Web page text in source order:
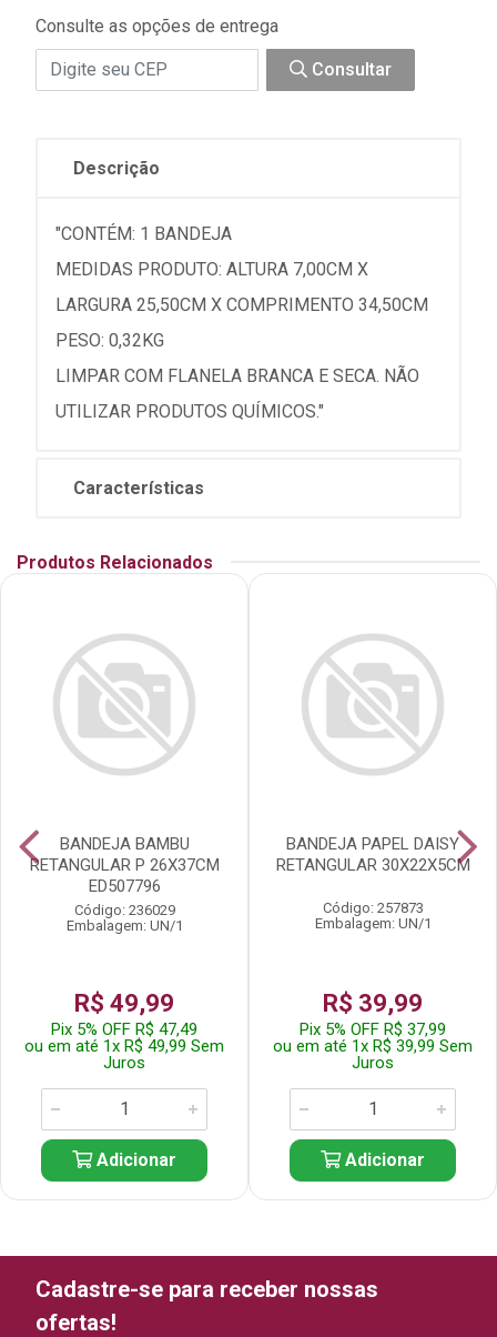
Consulte as opções de entrega
Consultar
Descrição
"CONTÉM: 1 BANDEJA
MEDIDAS PRODUTO: ALTURA 7,00CM X
LARGURA 25,50CM X COMPRIMENTO 34,50CM
PESO: 0,32KG
LIMPAR COM FLANELA BRANCA E SECA. NÃO
UTILIZAR PRODUTOS QUÍMICOS."
Características
Produtos Relacionados
BANDEJA BAMBU
RETANGULAR P 26X37CM
ED507796
Código: 236029
Embalagem: UN/1
R$ 49,99
Pix 5% OFF R$ 47,49
ou em até 1x R$ 49,99 Sem
Juros
Adicionar
BANDEJA PAPEL DAISY
RETANGULAR 30X22X5CM
Código: 257873
Embalagem: UN/1
R$ 39,99
Pix 5% OFF R$ 37,99
ou em até 1x R$ 39,99 Sem
Juros
Adicionar
Cadastre-se para receber nossas
ofertas!